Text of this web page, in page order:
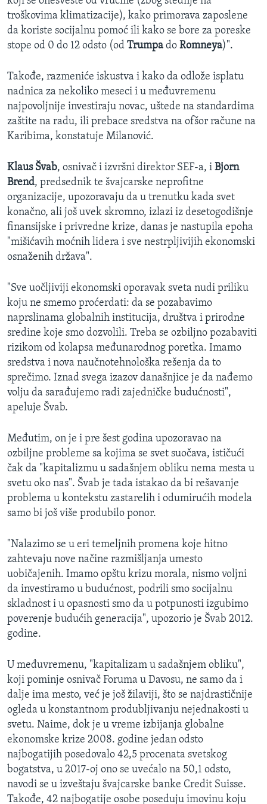
troškovima klimatizacije), kako primorava zaposlene
da koriste socijalnu pomoć ili kako se bore za poreske
stope od 0 do 12 odsto (od Trumpa do Romneya)".
Takođe, razmeniće iskustva i kako da odlože isplatu
nadnica za nekoliko meseci i u međuvremenu
najpovoljnije investiraju novac, uštede na standardima
zaštite na radu, ili prebace sredstva na ofšor račune na
Karibima, konstatuje Milanović.
Klaus Švab, osnivač i izvršni direktor SEF-a, i Bjorn
Brend, predsednik te švajcarske neprofitne
organizacije, upozoravaju da u trenutku kada svet
konačno, ali još uvek skromno, izlazi iz desetogodišnje
finansijske i privredne krize, danas je nastupila epoha
"mišićavih moćnih lidera i sve nestrpljivijih ekonomski
osnaženih država".
"Sve uočljiviji ekonomski oporavak sveta nudi priliku
koju ne smemo proćerdati: da se pozabavimo
naprslinama globalnih institucija, društva i prirodne
sredine koje smo dozvolili. Treba se ozbiljno pozabaviti
rizikom od kolapsa međunarodnog poretka. Imamo
sredstva i nova naučnotehnološka rešenja da to
sprečimo. Iznad svega izazov današnjice je da nađemo
volju da sarađujemo radi zajedničke budućnosti",
apeluje Švab.
Međutim, on je i pre šest godina upozoravao na
ozbiljne probleme sa kojima se svet suočava, ističući
čak da "kapitalizmu u sadašnjem obliku nema mesta u
svetu oko nas". Švab je tada istakao da bi rešavanje
problema u kontekstu zastarelih i odumirućih modela
samo bi još više produbilo ponor.
"Nalazimo se u eri temeljnih promena koje hitno
zahtevaju nove načine razmišljanja umesto
uobičajenih. Imamo opštu krizu morala, nismo voljni
da investiramo u budućnost, podrili smo socijalnu
skladnost i u opasnosti smo da u potpunosti izgubimo
poverenje budućih generacija", upozorio je Švab 2012.
godine.
U međuvremenu, "kapitalizam u sadašnjem obliku",
koji pominje osnivač Foruma u Davosu, ne samo da i
dalje ima mesto, već je još žilaviji, što se najdrastičnije
ogleda u konstantnom produbljivanju nejednakosti u
svetu. Naime, dok je u vreme izbijanja globalne
ekonomske krize 2008. godine jedan odsto
najbogatijih posedovalo 42,5 procenata svetskog
bogatstva, u 2017-oj ono se uvećalo na 50,1 odsto,
navodi se u izveštaju švajcarske banke Credit Suisse.
Takođe, 42 najbogatije osobe poseduju imovinu koju